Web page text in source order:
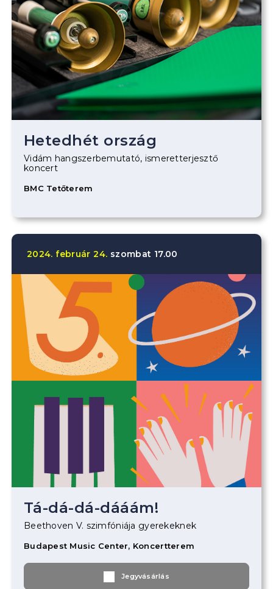
Hetedhét ország
Vidám hangszerbemutató, ismeretterjesztő
koncert
BMC Tetőterem
2024. február 24. szombat 17.00
Tá-dá-dá-dááám!
Beethoven V. szimfóniája gyerekeknek
Budapest Music Center, Koncertterem
Jegyvásárlás